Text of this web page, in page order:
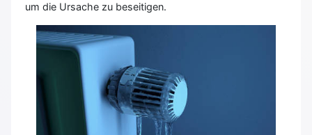
um die Ursache zu beseitigen.